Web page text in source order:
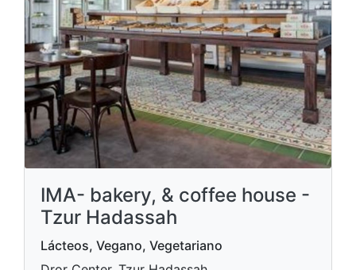
IMA- bakery, & coffee house -
Tzur Hadassah
Lácteos, Vegano, Vegetariano